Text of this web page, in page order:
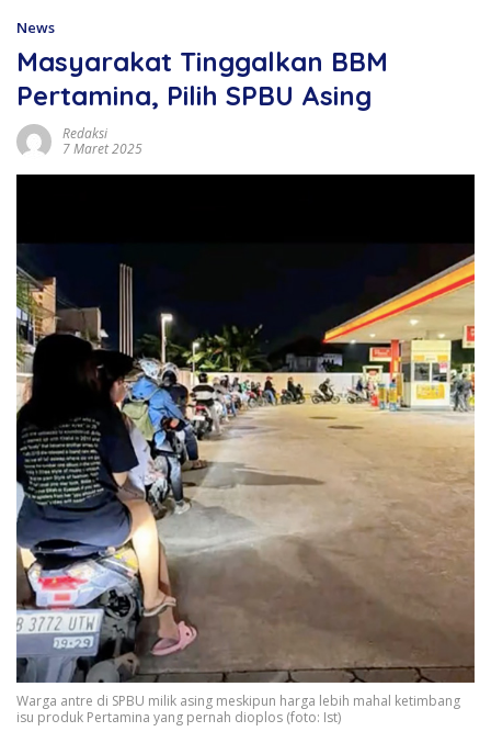
News
Masyarakat Tinggalkan BBM
Pertamina, Pilih SPBU Asing
Redaksi
7 Maret 2025
Warga antre di SPBU milik asing meskipun harga lebih mahal ketimbang
isu produk Pertamina yang pernah dioplos (foto: Ist)